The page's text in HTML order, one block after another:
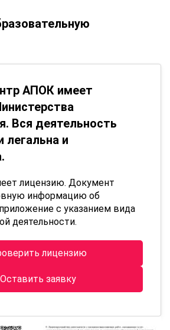
АПОК имеет
Вся деятельность
легальна и
лицензию. Документ
информацию об
с указанием вида
деятельности.
лицензию
Оставить заявку